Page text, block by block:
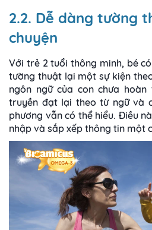
2.2. Dễ dàng tường
chuyện
Với trẻ 2 tuổi thông minh, bé
tường thuật lại một sự kiện
ngôn ngữ của con chưa
truyền đạt lại theo từ ngữ và
phương vẫn có thể hiểu. Điều
nhập và sắp xếp thông tin một